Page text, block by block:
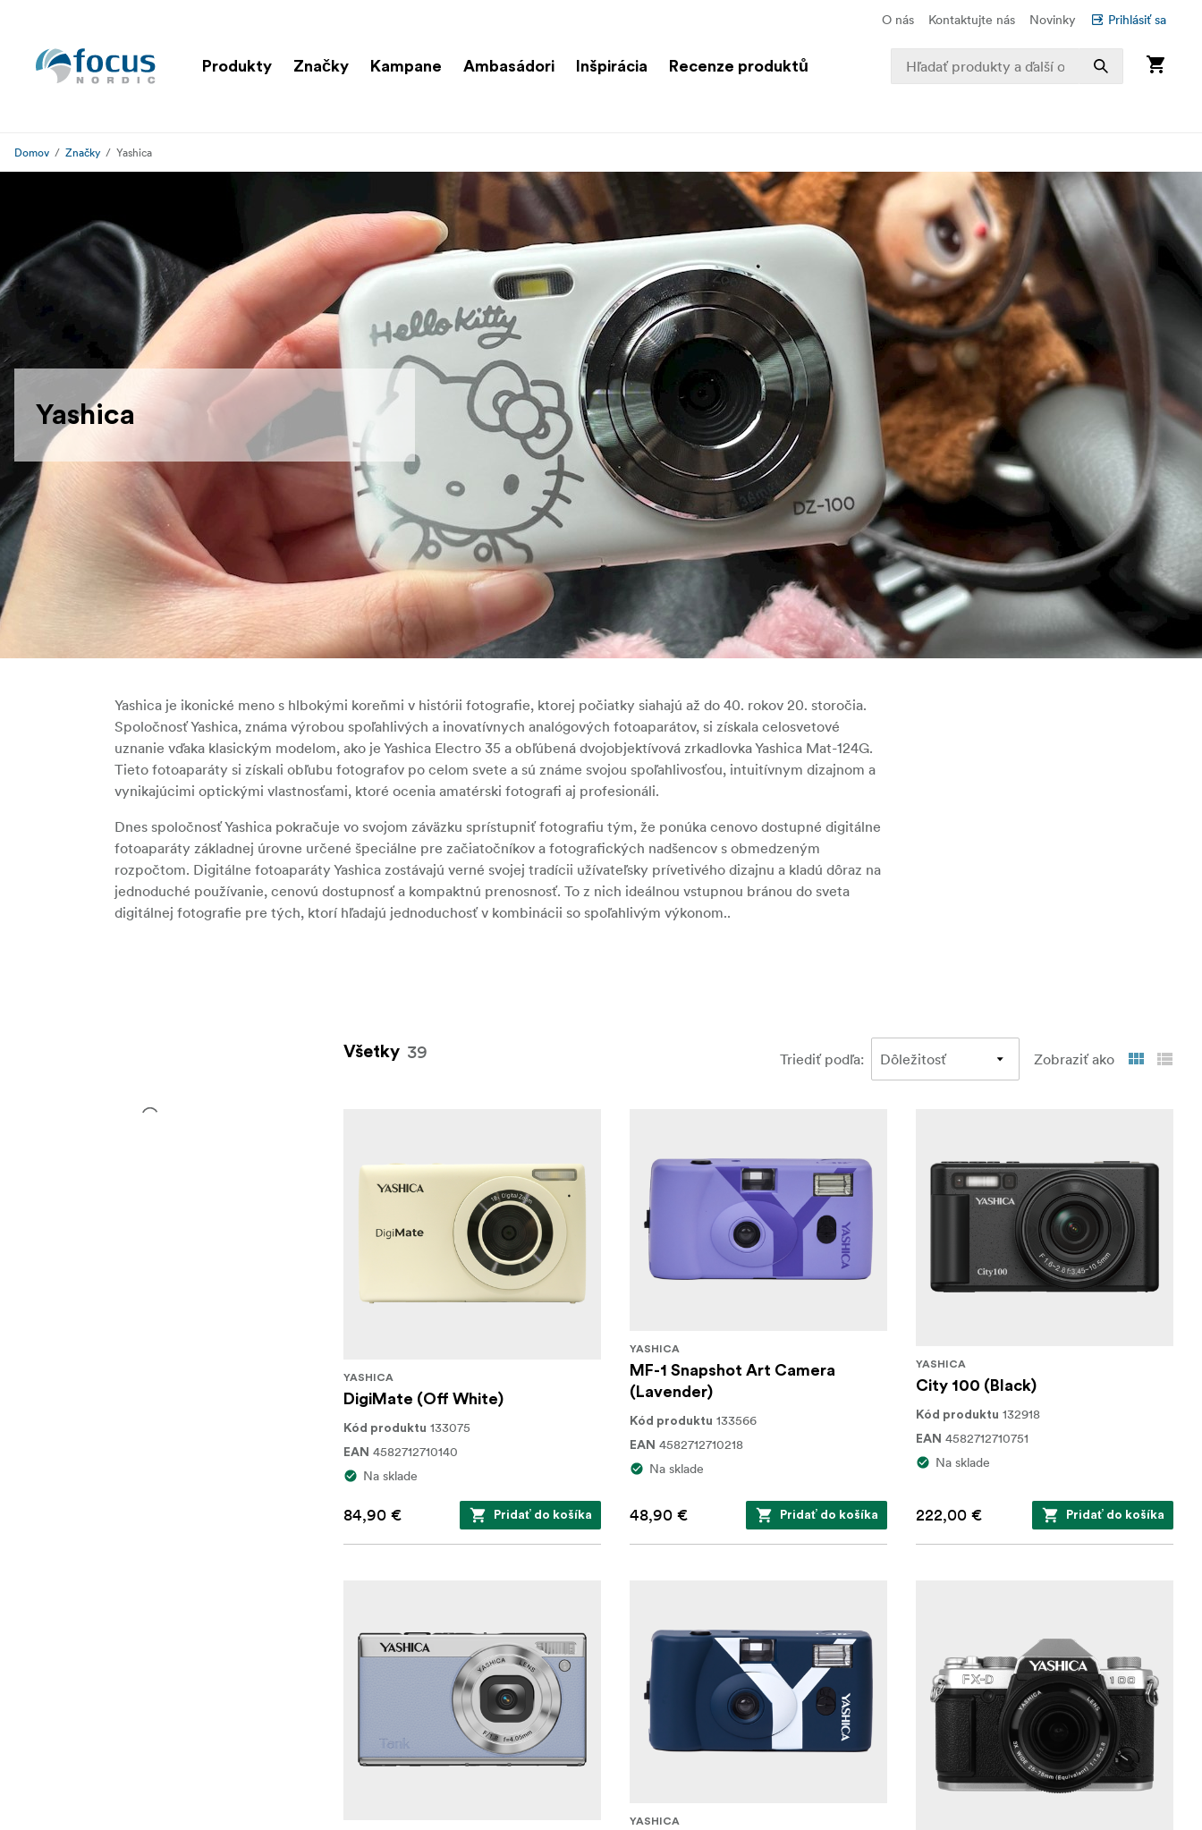
O nás Kontaktujte nás Novinky Prihlásiť sa
Produkty Značky Kampane Ambasádori Inšpirácia Recenze produktů
Domov Značky Yashica
Yashica
Yashica je ikonické meno s hlbokými koreňmi v histórii fotografie, ktorej počiatky siahajú až do 40. rokov 20. storočia.
Spoločnosť Yashica, známa výrobou spoľahlivých a inovatívnych analógových fotoaparátov, si získala celosvetové
uznanie vďaka klasickým modelom, ako je Yashica Electro 35 a obľúbená dvojobjektívová zrkadlovka Yashica Mat-124G.
Tieto fotoaparáty si získali obľubu fotografov po celom svete a sú známe svojou spoľahlivosťou, intuitívnym dizajnom a
vynikajúcimi optickými vlastnosťami, ktoré ocenia amatérski fotografi aj profesionáli.
Dnes spoločnosť Yashica pokračuje vo svojom záväzku sprístupniť fotografiu tým, že ponúka cenovo dostupné digitálne
fotoaparáty základnej úrovne určené špeciálne pre začiatočníkov a fotografických nadšencov s obmedzeným
rozpočtom. Digitálne fotoaparáty Yashica zostávajú verné svojej tradícii užívateľsky prívetivého dizajnu a kladú dôraz na
jednoduché používanie, cenovú dostupnosť a kompaktnú prenosnosť. To z nich ideálnou vstupnou bránou do sveta
digitálnej fotografie pre tých, ktorí hľadajú jednoduchosť v kombinácii so spoľahlivým výkonom..
Všetky 39 Triediť podľa: Zobraziť ako
YASHICA
DigiMate (Off White)
Kód produktu 133075
EAN 4582712710140
Na sklade
84,90 € Pridať do košíka
YASHICA
MF-1 Snapshot Art Camera
(Lavender)
Kód produktu 133566
EAN 4582712710218
Na sklade
48,90 € Pridať do košíka
YASHICA
City 100 (Black)
Kód produktu 132918
EAN 4582712710751
Na sklade
222,00 € Pridať do košíka
YASHICA